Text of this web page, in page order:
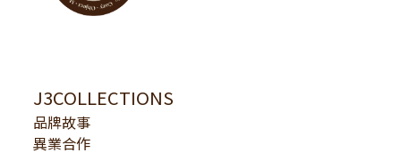
J3COLLECTIONS
品牌故事
異業合作